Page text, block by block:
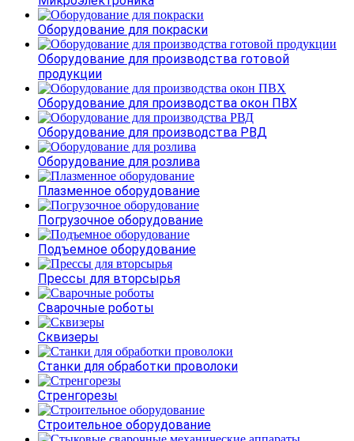
Оборудование для покраски
Оборудование для производства готовой
продукции
Оборудование для производства окон ПВХ
Оборудование для производства РВД
Оборудование для розлива
Плазменное оборудование
Погрузочное оборудование
Подъемное оборудование
Прессы для вторсырья
Сварочные роботы
Сквизеры
Станки для обработки проволоки
Стренгорезы
Строительное оборудование